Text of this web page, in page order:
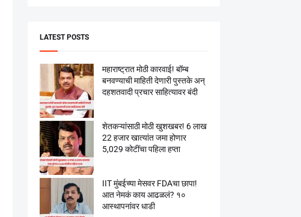
LATEST POSTS
महाराष्ट्रात मोठी कारवाई! बॉम्ब
बनवण्याची माहिती देणारी पुस्तके अन्
दहशतवादी प्रचार साहित्यावर बंदी
शेतकऱ्यांसाठी मोठी खुशखबर! 6 लाख
22 हजार खात्यांत जमा होणार
5,029 कोटींचा पहिला हप्ता
IIT मुंबईच्या मेसवर FDAचा छापा!
आत नेमकं काय आढळलं? १०
आस्थापनांवर धाडी